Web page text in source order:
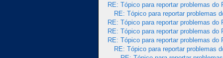
RE: Tópico para reportar problemas do
RE: Tópico para reportar problemas
RE: Tópico para reportar problemas do
RE: Tópico para reportar problemas do
RE: Tópico para reportar problemas do
RE: Tópico para reportar problemas